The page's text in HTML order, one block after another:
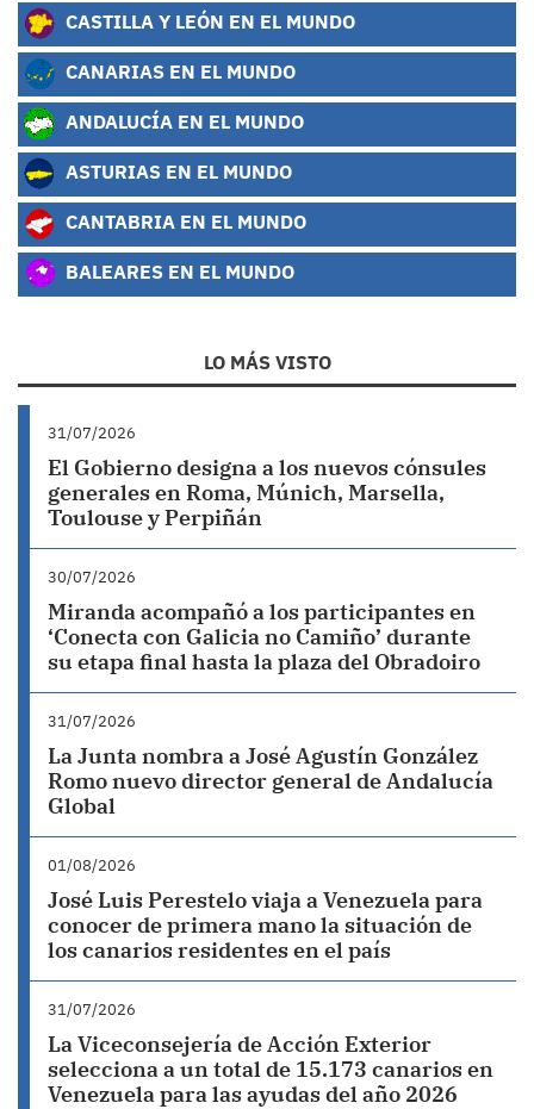
CASTILLA Y LEÓN EN EL MUNDO
CANARIAS EN EL MUNDO
ANDALUCÍA EN EL MUNDO
ASTURIAS EN EL MUNDO
CANTABRIA EN EL MUNDO
BALEARES EN EL MUNDO
LO MÁS VISTO
31/07/2026
El Gobierno designa a los nuevos cónsules
generales en Roma, Múnich, Marsella,
Toulouse y Perpiñán
30/07/2026
Miranda acompañó a los participantes en
‘Conecta con Galicia no Camiño’ durante
su etapa final hasta la plaza del Obradoiro
31/07/2026
La Junta nombra a José Agustín González
Romo nuevo director general de Andalucía
Global
01/08/2026
José Luis Perestelo viaja a Venezuela para
conocer de primera mano la situación de
los canarios residentes en el país
31/07/2026
La Viceconsejería de Acción Exterior
selecciona a un total de 15.173 canarios en
Venezuela para las ayudas del año 2026